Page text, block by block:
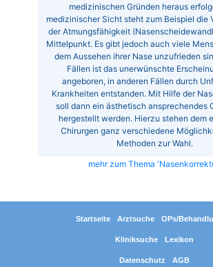
medizinischen Gründen heraus
medizinischer Sicht steht zum Beispiel die
der Atmungsfähigkeit
Mittelpunkt. Es gibt jedoch auch viele
dem Aussehen ihrer Nase unzufrieden
Fällen ist das unerwünschte
angeboren, in anderen Fällen durch
Krankheiten entstanden. Mit Hilfe der
soll dann ein ästhetisch ansprechendes
hergestellt werden. Hierzu stehen dem
Chirurgen ganz verschiedene
Methoden zur Wahl.
mehr zum Thema
Startseite Arztsuche OPs/
Kliniksuche Lexikon
Datenschutz AGB